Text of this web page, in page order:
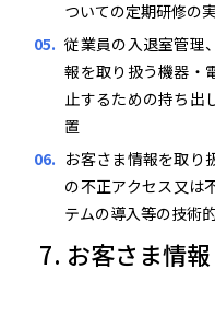
ついての定期研修の
従業員の入退室管理
報を取り扱う機器・
止するための持ち出
置
お客さま情報を取り
の不正アクセス又は
テムの導入等の技術
7. お客さま情